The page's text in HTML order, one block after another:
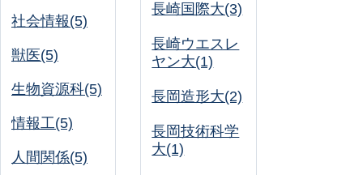
社会情報(5)
獣医(5)
生物資源科(5)
情報工(5)
人間関係(5)
長崎国際大(3)
長崎ウエスレ
ヤン大(1)
長岡造形大(2)
長岡技術科学
大(1)